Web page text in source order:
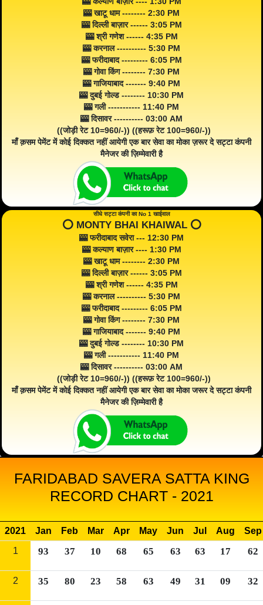
🎰 खाटू धाम -------- 2:30 PM
🎰 दिल्ली बाज़ार ------ 3:05 PM
🎰 श्री गणेश ------ 4:35 PM
🎰 करनाल ---------- 5:30 PM
🎰 फरीदाबाद --------- 6:05 PM
🎰 गोवा किंग -------- 7:30 PM
🎰 गाजियाबाद ------- 9:40 PM
🎰 दुबई गोल्ड -------- 10:30 PM
🎰 गली ----------- 11:40 PM
🎰 दिसावर ---------- 03:00 AM
((जोड़ी रेट 10=960/-)) ((हरूफ़ रेट 100=960/-))
माँ क़सम पेमेंट में कोई दिक्कत नहीं आयेगी एक बार सेवा का मोका ज़रूर दे सट्टा कंपनी
मैनेजर की ज़िम्मेवारी है
सीधे सट्टा कंपनी का No 1 खाईवाल
⭕️ MONTY BHAI KHAIWAL ⭕️
🎰 फरीदाबाद सवेरा --- 12:30 PM
🎰 कल्याण बाज़ार ---- 1:30 PM
🎰 खाटू धाम -------- 2:30 PM
🎰 दिल्ली बाज़ार ------ 3:05 PM
🎰 श्री गणेश ------ 4:35 PM
🎰 करनाल ---------- 5:30 PM
🎰 फरीदाबाद --------- 6:05 PM
🎰 गोवा किंग -------- 7:30 PM
🎰 गाजियाबाद ------- 9:40 PM
🎰 दुबई गोल्ड -------- 10:30 PM
🎰 गली ----------- 11:40 PM
🎰 दिसावर ---------- 03:00 AM
((जोड़ी रेट 10=960/-)) ((हरूफ़ रेट 100=960/-))
माँ क़सम पेमेंट में कोई दिक्कत नहीं आयेगी एक बार सेवा का मोका जरूर दे सट्टा कंपनी
मैनेजर की ज़िम्मेवारी है
FARIDABAD SAVERA SATTA KING
RECORD CHART - 2021
2021 Jan Feb Mar Apr May Jun Jul Aug
Sep
1
93 37 10 68 65 63 63 17 62
2 35 80 23 58 63 49 31 09 32